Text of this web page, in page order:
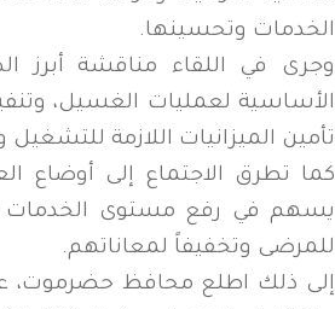
الخدمات وتحسينها.
وجرى في اللقاء مناقشة أبرز
الأساسية لعمليات الغسيل،
تأمين الميزانيات اللازمة
كما تطرق الاجتماع إلى أوضاع
يسهم في رفع مستوى الخدمات
للمرضى وتخفيفاً لمعاناتهم.
إلى ذلك اطلع محافظ حضرموت،